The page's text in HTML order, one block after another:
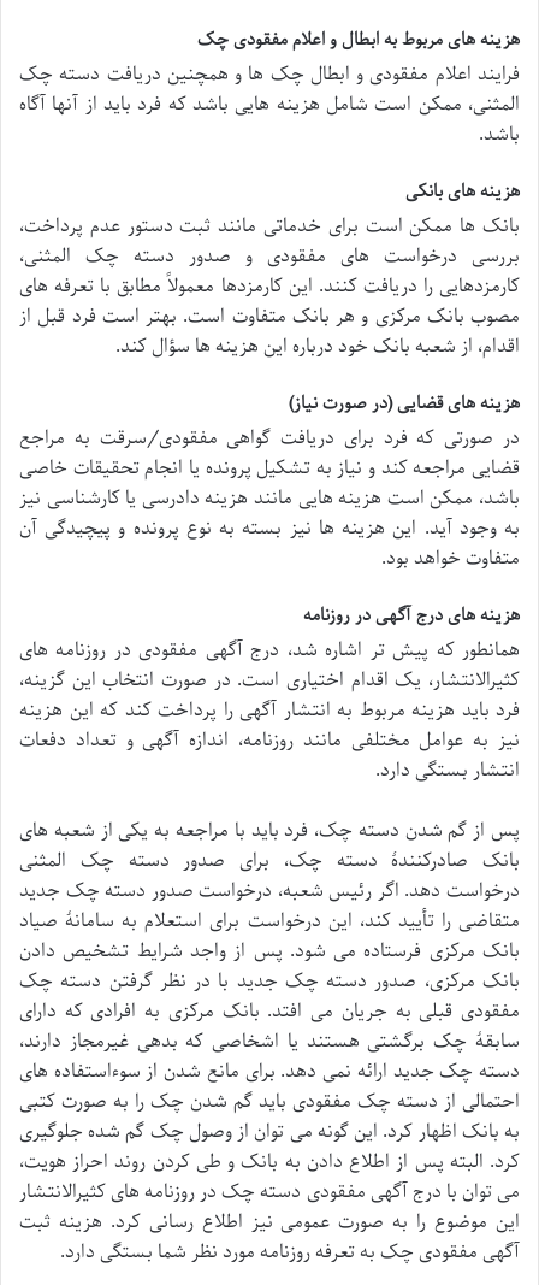
هزینه های مربوط به ابطال و اعلام مفقودی چک
فرایند اعلام مفقودی و ابطال چک ها و همچنین دریافت دسته چک
المثنی، ممکن است شامل هزینه هایی باشد که فرد باید از آنها آگاه
باشد.
هزینه های بانکی
بانک ها ممکن است برای خدماتی مانند ثبت دستور عدم پرداخت،
بررسی درخواست های مفقودی و صدور دسته چک المثنی،
کارمزدهایی را دریافت کنند. این کارمزدها معمولاً مطابق با تعرفه های
مصوب بانک مرکزی و هر بانک متفاوت است. بهتر است فرد قبل از
اقدام، از شعبه بانک خود درباره این هزینه ها سؤال کند.
هزینه های قضایی (در صورت نیاز)
در صورتی که فرد برای دریافت گواهی مفقودی/سرقت به مراجع
قضایی مراجعه کند و نیاز به تشکیل پرونده یا انجام تحقیقات خاصی
باشد، ممکن است هزینه هایی مانند هزینه دادرسی یا کارشناسی نیز
به وجود آید. این هزینه ها نیز بسته به نوع پرونده و پیچیدگی آن
متفاوت خواهد بود.
هزینه های درج آگهی در روزنامه
همانطور که پیش تر اشاره شد، درج آگهی مفقودی در روزنامه های
کثیرالانتشار، یک اقدام اختیاری است. در صورت انتخاب این گزینه،
فرد باید هزینه مربوط به انتشار آگهی را پرداخت کند که این هزینه
نیز به عوامل مختلفی مانند روزنامه، اندازه آگهی و تعداد دفعات
انتشار بستگی دارد.
پس از گم شدن دسته چک، فرد باید با مراجعه به یکی از شعبه های
بانک صادرکنندۀ دسته چک، برای صدور دسته چک المثنی
درخواست دهد. اگر رئیس شعبه، درخواست صدور دسته چک جدید
متقاضی را تأیید کند، این درخواست برای استعلام به سامانۀ صیاد
بانک مرکزی فرستاده می شود. پس از واجد شرایط تشخیص دادن
بانک مرکزی، صدور دسته چک جدید با در نظر گرفتن دسته چک
مفقودی قبلی به جریان می افتد. بانک مرکزی به افرادی که دارای
سابقۀ چک برگشتی هستند یا اشخاصی که بدهی غیرمجاز دارند،
دسته چک جدید ارائه نمی دهد. برای مانع شدن از سوءاستفاده های
احتمالی از دسته چک مفقودی باید گم شدن چک را به صورت کتبی
به بانک اظهار کرد. این گونه می توان از وصول چک گم شده جلوگیری
کرد. البته پس از اطلاع دادن به بانک و طی کردن روند احراز هویت،
می توان با درج آگهی مفقودی دسته چک در روزنامه های کثیرالانتشار
این موضوع را به صورت عمومی نیز اطلاع رسانی کرد. هزینه ثبت
آگهی مفقودی چک به تعرفه روزنامه مورد نظر شما بستگی دارد.